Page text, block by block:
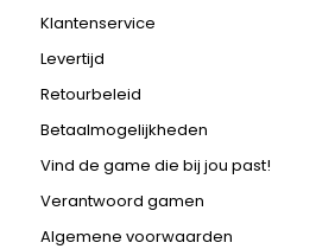
Klantenservice
Levertijd
Retourbeleid
Betaalmogelijkheden
Vind de game die bij jou past!
Verantwoord gamen
Algemene voorwaarden